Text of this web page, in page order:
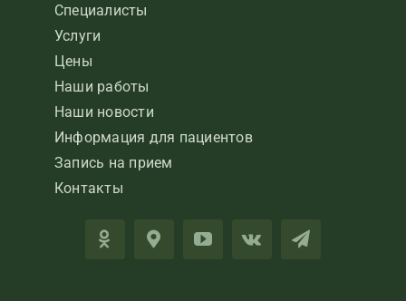
Специалисты
Услуги
Цены
Наши работы
Наши новости
Информация для пациентов
Запись на прием
Контакты